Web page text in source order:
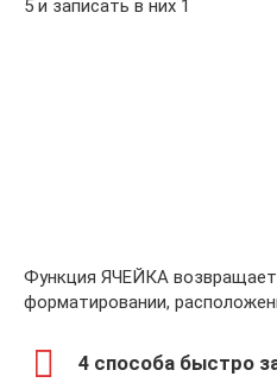
5 и записать в них 1
Функция ЯЧЕЙКА
форматировании,
4 способа быстро